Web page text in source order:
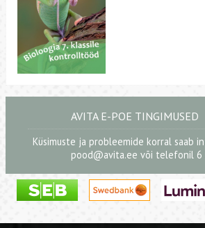
AVITA E-POE TINGIMUSED
Küsimuste ja probleemide korral saab
pood@avita.ee või telefonil 6